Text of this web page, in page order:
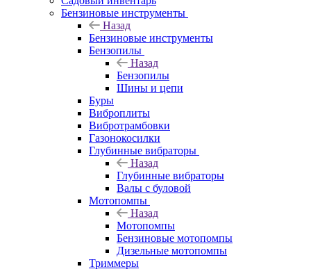
Бензиновые инструменты
Назад
Бензиновые инструменты
Бензопилы
Назад
Бензопилы
Шины и цепи
Буры
Виброплиты
Вибротрамбовки
Газонокосилки
Глубинные вибраторы
Назад
Глубинные вибраторы
Валы с буловой
Мотопомпы
Назад
Мотопомпы
Бензиновые мотопомпы
Дизельные мотопомпы
Триммеры